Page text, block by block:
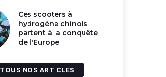
Ces scooters à
hydrogène chinois
partent à la conquête
de l'Europe
TOUS NOS ARTICLES